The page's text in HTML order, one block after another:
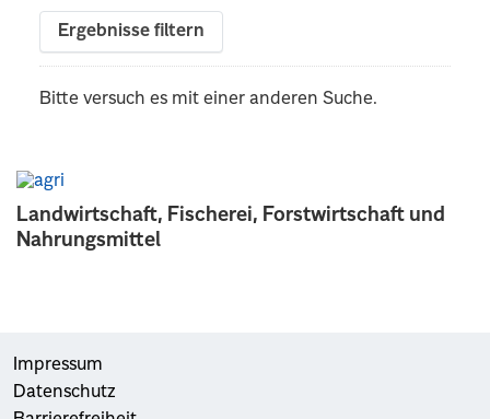
Landwirtschaft, Fischerei, Forstwirtschaft und
Nahrungsmittel
Ergebnisse filtern
Bitte versuch es mit einer anderen Suche.
Impressum
Datenschutz